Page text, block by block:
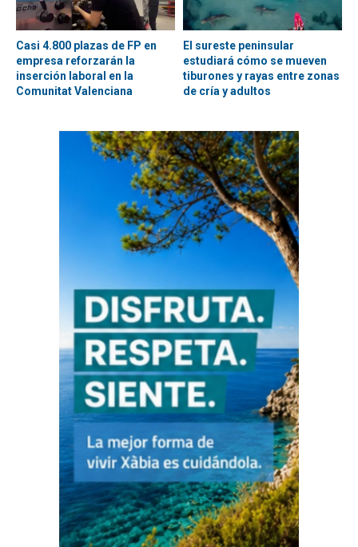
Casi 4.800 plazas de FP en
empresa reforzarán la
inserción laboral en la
Comunitat Valenciana
El sureste peninsular
estudiará cómo se mueven
tiburones y rayas entre zonas
de cría y adultos